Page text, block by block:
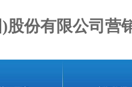
股份有限公司营